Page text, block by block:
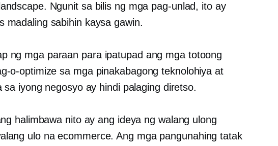
Ngunit sa bilis ng mga pag-unlad, ito ay
madaling sabihin kaysa gawin.
ng mga paraan para ipatupad ang mga totoong
o-optimize sa mga pinakabagong teknolohiya at
sa iyong negosyo ay hindi palaging diretso.
halimbawa nito ay ang ideya ng walang ulong
ulo na ecommerce. Ang mga pangunahing tatak